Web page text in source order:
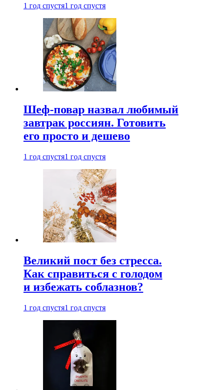
1 год спустя1 год спустя
Шеф-повар назвал любимый
завтрак россиян. Готовить
его просто и дешево
1 год спустя1 год спустя
Великий пост без стресса.
Как справиться с голодом
и избежать соблазнов?
1 год спустя1 год спустя